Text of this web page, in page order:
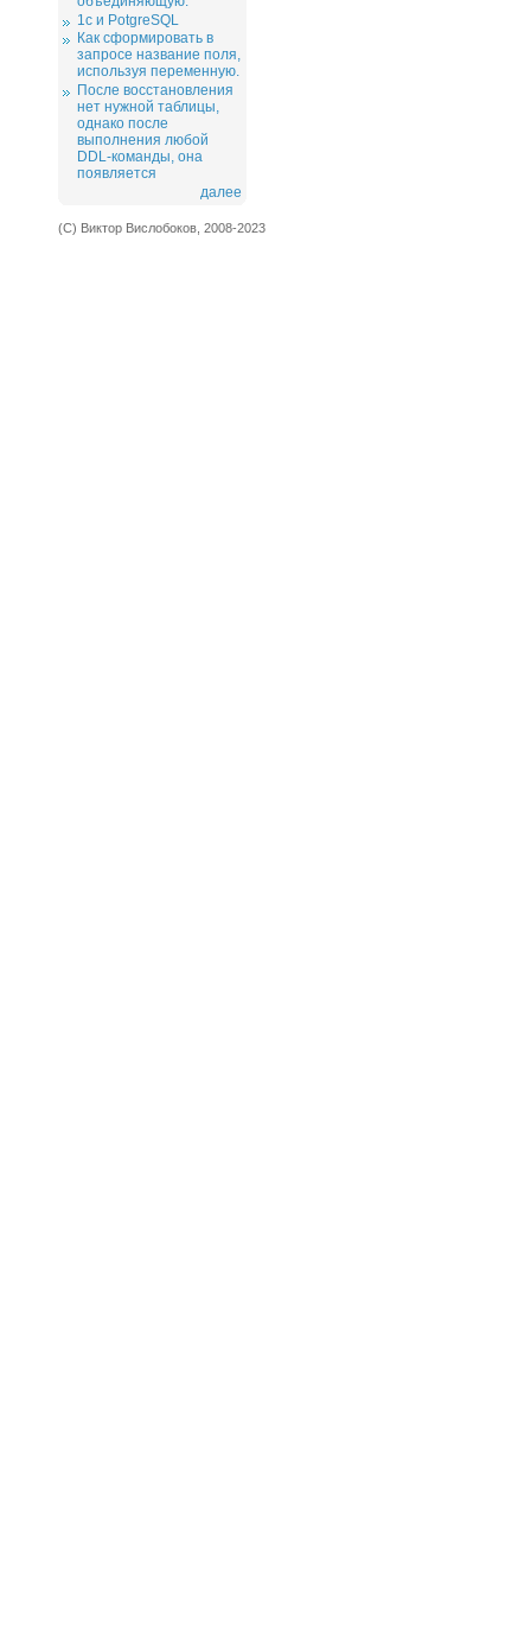
1c и PotgreSQL
Как сформировать в
запросе название поля,
используя переменную.
После восстановления
нет нужной таблицы,
однако после
выполнения любой
DDL-команды, она
появляется
далее
(С) Виктор Вислобоков, 2008-2023